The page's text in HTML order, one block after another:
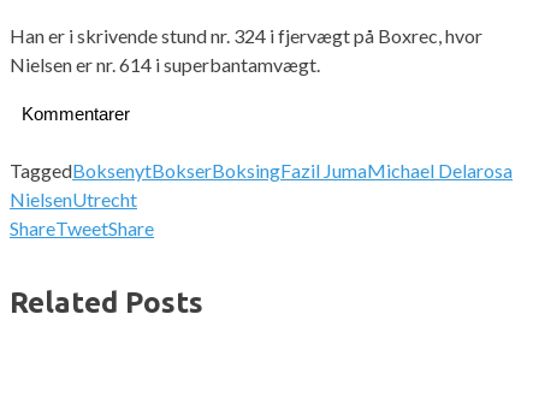
Han er i skrivende stund nr. 324 i fjervægt på Boxrec, hvor
Nielsen er nr. 614 i superbantamvægt.
Kommentarer
TaggedBoksenytBokserBoksingFazil JumaMichael Delarosa
NielsenUtrecht
ShareTweetShare
Related Posts